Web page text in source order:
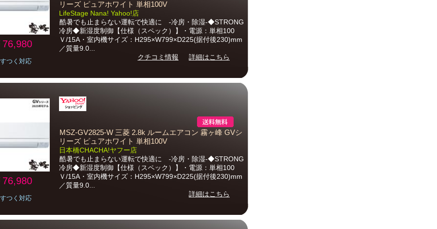
76,980
つく対応
リーズ ピュアホワイト 単相100V
LifeStage Nana! Yahoo!店
酷暑でも止まらない運転で快適に -冷房・除湿-◆STRONG
冷房◆新湿度制御【仕様（スペック）】・電源：単相100
Ｖ/15A・室内機サイズ：H295×W799×D225(据付後230)mm
／質量9.0...
クチコミ情報
詳細はこちら
76,980
つく対応
MSZ-GV2825-W 三菱 2.8k ルームエアコン 霧ヶ峰 GVシ
リーズ ピュアホワイト 単相100V
日本橋CHACHA!ヤフー店
酷暑でも止まらない運転で快適に -冷房・除湿-◆STRONG
冷房◆新湿度制御【仕様（スペック）】・電源：単相100
Ｖ/15A・室内機サイズ：H295×W799×D225(据付後230)mm
／質量9.0...
詳細はこちら